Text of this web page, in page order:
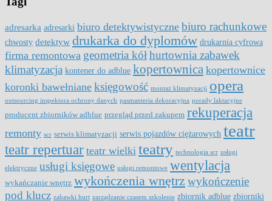
adresarka adresarki biuro detektywistyczne biuro rachunkowe
chwosty detektyw drukarka do dyplomów drukarnia cyfrowa
firma remontowa geometria kółhurtownia zabawek
klimatyzacja kontener do adblue kopertownica kopertownice
koronki bawełniane księgowość montaż klimatyzacji opera
outsourcing inspektora ochrony danych pasmanteria dekoracyjna porady laktacyjne
producent zbiorników adblue przegląd przed zakupem rekuperacja
remonty scr serwis klimatyzacji serwis pojazdów ciężarowych teatr
teatr repertuar teatr wielki teatry technologia scr usługi
elektryczne usługi księgowe usługi remontowe wentylacja
wykańczanie wnętrz wykończenia wnętrz wykończenie
pod klucz zabawki hurt zarządzanie czasem szkolenie zbiornik adblue zbiorniki